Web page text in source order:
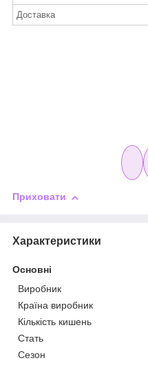
Доставка
Приховати
Характеристики
Основні
Виробник
Країна виробник
Кількість кишень
Стать
Сезон